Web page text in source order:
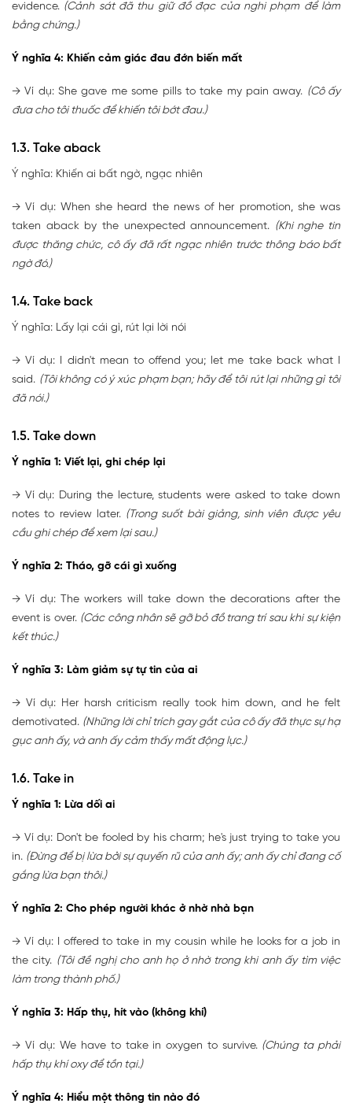
evidence. (Cảnh sát đã thu giữ đồ đạc của nghi phạm để làm
bằng chứng.)
Ý nghĩa 4: Khiến cảm giác đau đớn biến mất
→ Ví dụ: She gave me some pills to take my pain away. (Cô ấy
đưa cho tôi thuốc để khiến tôi bớt đau.)
1.3. Take aback
Ý nghĩa: Khiến ai bất ngờ, ngạc nhiên
→ Ví dụ: When she heard the news of her promotion, she was
taken aback by the unexpected announcement. (Khi nghe tin
được thăng chức, cô ấy đã rất ngạc nhiên trước thông báo bất
ngờ đó.)
1.4. Take back
Ý nghĩa: Lấy lại cái gì, rút lại lời nói
→ Ví dụ: I didn't mean to offend you; let me take back what I
said. (Tôi không có ý xúc phạm bạn; hãy để tôi rút lại những gì tôi
đã nói.)
1.5. Take down
Ý nghĩa 1: Viết lại, ghi chép lại
→ Ví dụ: During the lecture, students were asked to take down
notes to review later. (Trong suốt bài giảng, sinh viên được yêu
cầu ghi chép để xem lại sau.)
Ý nghĩa 2: Tháo, gỡ cái gì xuống
→ Ví dụ: The workers will take down the decorations after the
event is over. (Các công nhân sẽ gỡ bỏ đồ trang trí sau khi sự kiện
kết thúc.)
Ý nghĩa 3: Làm giảm sự tự tin của ai
→ Ví dụ: Her harsh criticism really took him down, and he felt
demotivated. (Những lời chỉ trích gay gắt của cô ấy đã thực sự hạ
gục anh ấy, và anh ấy cảm thấy mất động lực.)
1.6. Take in
Ý nghĩa 1: Lừa dối ai
→ Ví dụ: Don't be fooled by his charm; he's just trying to take you
in. (Đừng để bị lừa bởi sự quyến rũ của anh ấy; anh ấy chỉ đang cố
gắng lừa bạn thôi.)
Ý nghĩa 2: Cho phép người khác ở nhờ nhà bạn
→ Ví dụ: I offered to take in my cousin while he looks for a job in
the city. (Tôi đề nghị cho anh họ ở nhờ trong khi anh ấy tìm việc
làm trong thành phố.)
Ý nghĩa 3: Hấp thụ, hít vào (không khí)
→ Ví dụ: We have to take in oxygen to survive. (Chúng ta phải
hấp thụ khí oxy để tồn tại.)
Ý nghĩa 4: Hiểu một thông tin nào đó